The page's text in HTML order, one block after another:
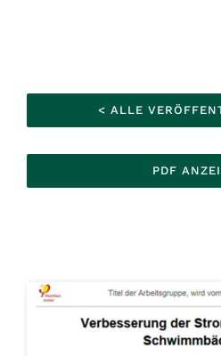
< ALLE
PDF